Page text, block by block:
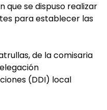
que se dispuso realizar
para establecer las
de la comisaria
(DDI) local